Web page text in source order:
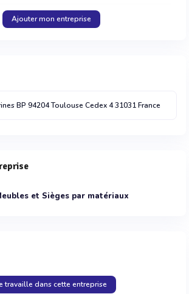
Ajouter mon entreprise
BP 94204Toulouse Cedex 431031France
et Sièges par matériaux
travaille dans cette entreprise